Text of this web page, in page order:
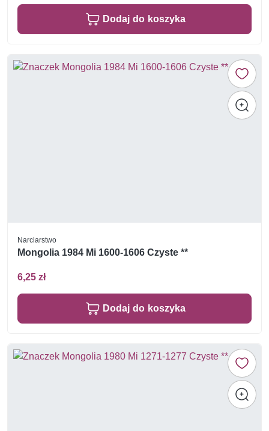
Dodaj do koszyka
Narciarstwo
Mongolia 1984 Mi 1600-1606 Czyste **
6,25 zł
Dodaj do koszyka